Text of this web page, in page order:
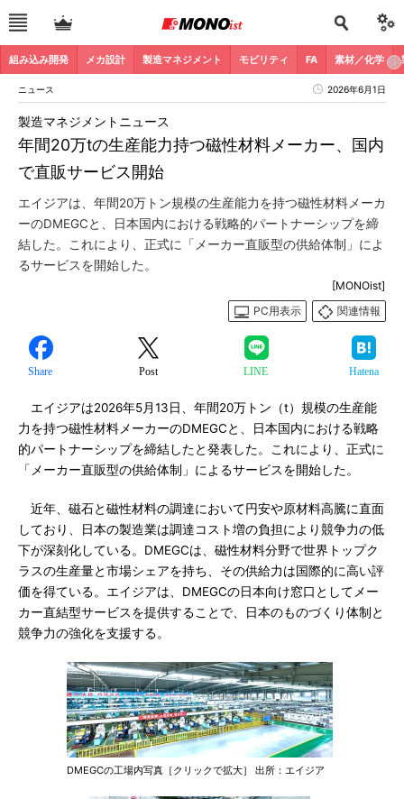
組み込み開発 メカ設計 製造マネジメント モビリティ FA 素材／化学
ニュース 2026年6月1日
年間20万tの生産能力持つ磁性材料メーカー、国内
で直販サービス開始
製造マネジメントニュース
エイジアは、年間20万トン規模の生産能力を持つ磁性材料メーカ
ーのDMEGCと、日本国内における戦略的パートナーシップを締
結した。これにより、正式に「メーカー直販型の供給体制」によ
るサービスを開始した。
[MONOist]
PC用表示
関連情報
Share Post LINE Hatena
エイジアは2026年5月13日、年間20万トン（t）規模の生産能
力を持つ磁性材料メーカーのDMEGCと、日本国内における戦略
的パートナーシップを締結したと発表した。これにより、正式に
「メーカー直販型の供給体制」によるサービスを開始した。
近年、磁石と磁性材料の調達において円安や原材料高騰に直面
しており、日本の製造業は調達コスト増の負担により競争力の低
下が深刻化している。DMEGCは、磁性材料分野で世界トップク
ラスの生産量と市場シェアを持ち、その供給力は国際的に高い評
価を得ている。エイジアは、DMEGCの日本向け窓口としてメー
カー直結型サービスを提供することで、日本のものづくり体制と
競争力の強化を支援する。
DMEGCの工場内写真［クリックで拡大］ 出所：エイジア